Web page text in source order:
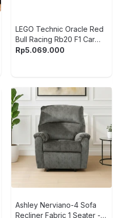
LEGO Technic Oracle Red
Bull Racing Rb20 F1 Car
Set 1639 pcs 42206 - Biru
Rp5.069.000
Ashley Nerviano-4 Sofa
Recliner Fabric 1 Seater -